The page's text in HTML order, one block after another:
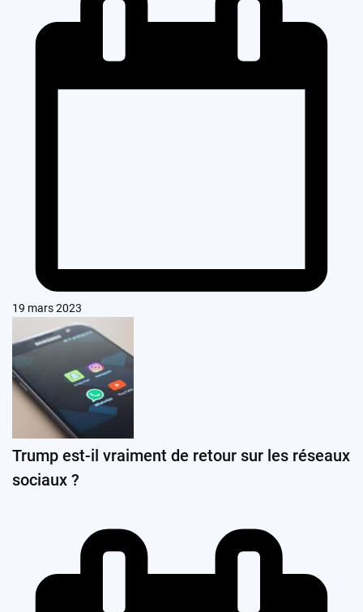
19 mars 2023
Trump est-il vraiment de retour sur les réseaux
sociaux ?